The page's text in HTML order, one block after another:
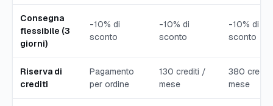
Consegna
flessibile (3
giorni)
-10% di
sconto
-10% di
sconto
-10% di
sconto
Riserva di
crediti
Pagamento
per ordine
130 crediti /
mese
380
mese